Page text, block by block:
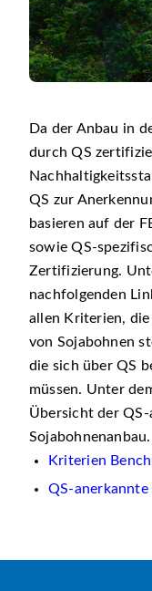
Da der Anbau in
durch QS
QS zur
basieren auf der
sowie QS-
Zertifizierung.
nachfolgenden
allen Kriterien, die
von Sojabohnen
die sich über QS
müssen. Unter
Übersicht der
Sojabohnenanbau.
Kriterien
QS-anerkannte